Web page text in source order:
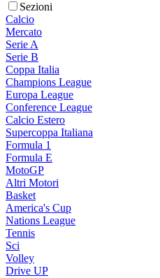
Sezioni
Calcio
Mercato
Serie A
Serie B
Coppa Italia
Champions League
Europa League
Conference League
Calcio Estero
Supercoppa Italiana
Formula 1
Formula E
MotoGP
Altri Motori
Basket
America's Cup
Nations League
Tennis
Sci
Volley
Drive UP